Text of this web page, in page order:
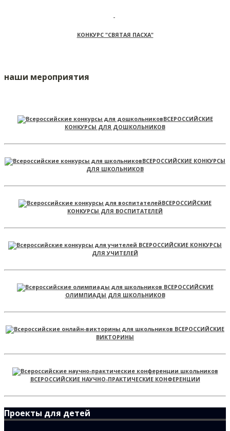
КОНКУРС "СВЯТАЯ ПАСХА"
наши мероприятия
ВСЕРОССИЙСКИЕ
КОНКУРСЫ ДЛЯ ДОШКОЛЬНИКОВ
ВСЕРОССИЙСКИЕ КОНКУРСЫ
ДЛЯ ШКОЛЬНИКОВ
ВСЕРОССИЙСКИЕ
КОНКУРСЫ ДЛЯ ВОСПИТАТЕЛЕЙ
ВСЕРОССИЙСКИЕ КОНКУРСЫ
ДЛЯ УЧИТЕЛЕЙ
ВСЕРОССИЙСКИЕ
ОЛИМПИАДЫ ДЛЯ ШКОЛЬНИКОВ
ВСЕРОССИЙСКИЕ
ВИКТОРИНЫ
ВСЕРОССИЙСКИЕ НАУЧНО-ПРАКТИЧЕСКИЕ КОНФЕРЕНЦИИ
Проекты для детей